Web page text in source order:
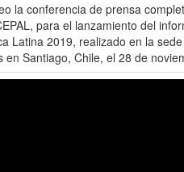
la conferencia de prensa
para el lanzamiento del
Latina 2019, realizado en la
en Santiago, Chile, el 28 de